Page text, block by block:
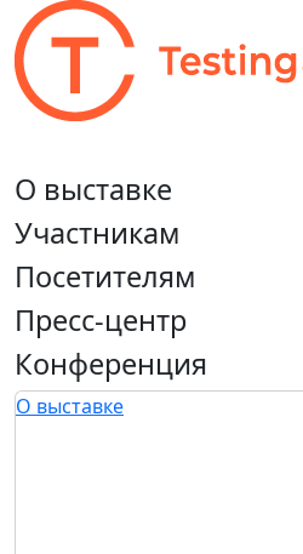
О выставке
Участникам
Посетителям
Пресс-центр
Конференция
О выставке